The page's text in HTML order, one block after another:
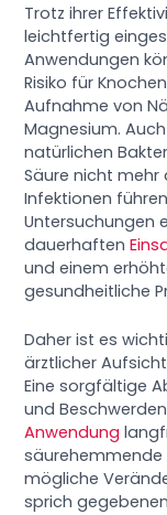
Trotz ihrer
leichtfertig
Anwendungen
Risiko für
Aufnahme von
Magnesium.
natürlichen
Säure nicht
Infektionen
Untersuchungen
dauerhaften
und einem
gesundheitliche
Daher ist es
ärztlicher
Eine sorgfältige
und
Anwendung
mögliche
sprich